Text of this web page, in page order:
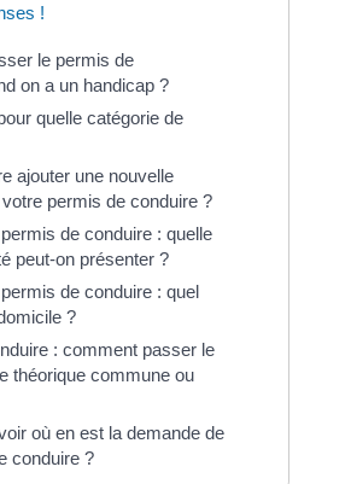
!
le permis de
on a un handicap ?
quelle catégorie de
ajouter une nouvelle
permis de conduire ?
de conduire : quelle
peut-on présenter ?
de conduire : quel
?
: comment passer le
théorique commune ou
où en est la demande de
conduire ?